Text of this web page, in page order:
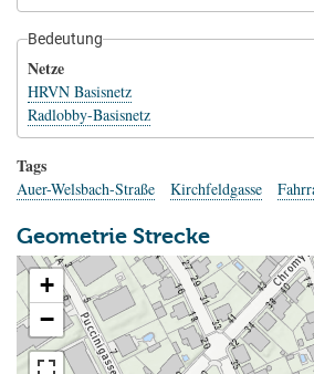
Bedeutung
Netze
HRVN Basisnetz
Radlobby-Basisnetz
Tags
Auer-Welsbach-Straße Kirchfeldgasse
Geometrie Strecke
+
−